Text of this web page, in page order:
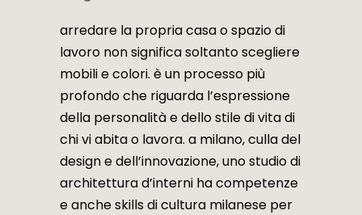
arredare la propria casa o spazio di
lavoro non significa soltanto scegliere
mobili e colori. è un processo più
profondo che riguarda l’espressione
della personalità e dello stile di vita di
chi vi abita o lavora. a milano, culla del
design e dell’innovazione, uno studio di
architettura d’interni ha competenze
e anche skills di cultura milanese per